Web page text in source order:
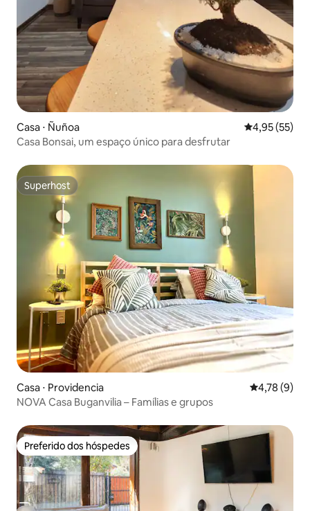
Casa ⋅ Ñuñoa 4,95 de uma
4,95 (55)
Casa Bonsai, um espaço único para desfrutar
Superhost
Superhost
Casa ⋅ Providencia 4,78 de
4,78 (9)
NOVA Casa Buganvilia – Famílias e grupos
Preferido dos hóspedes
Preferido dos hóspedes